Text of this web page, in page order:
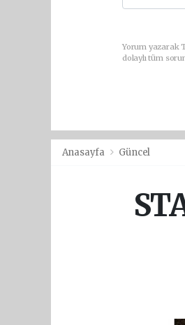
Yorum yazarak
dolaylı tüm
Anasayfa Güncel